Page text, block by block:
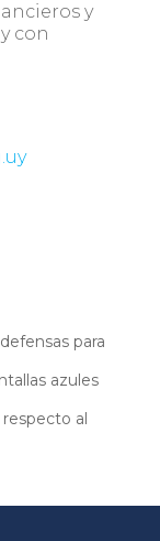
y
con
para
azules
al